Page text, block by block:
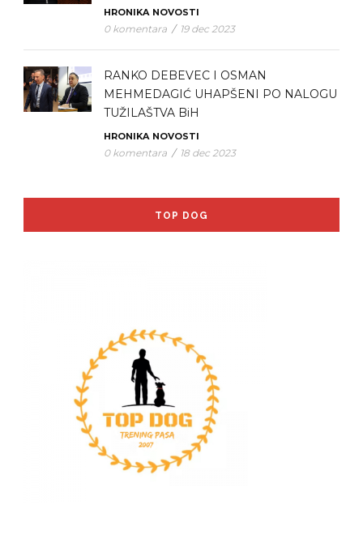
HRONIKA NOVOSTI
0 komentara / 19 dec 2023
RANKO DEBEVEC I OSMAN
MEHMEDAGIĆ UHAPŠENI PO NALOGU
TUŽILAŠTVA BiH
HRONIKA NOVOSTI
0 komentara / 18 dec 2023
TOP DOG